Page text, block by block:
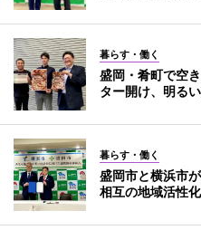
暮らす・働く
盛岡・肴町で空
ター開け、明る
暮らす・働く
盛岡市と横浜市
相互の地域活性